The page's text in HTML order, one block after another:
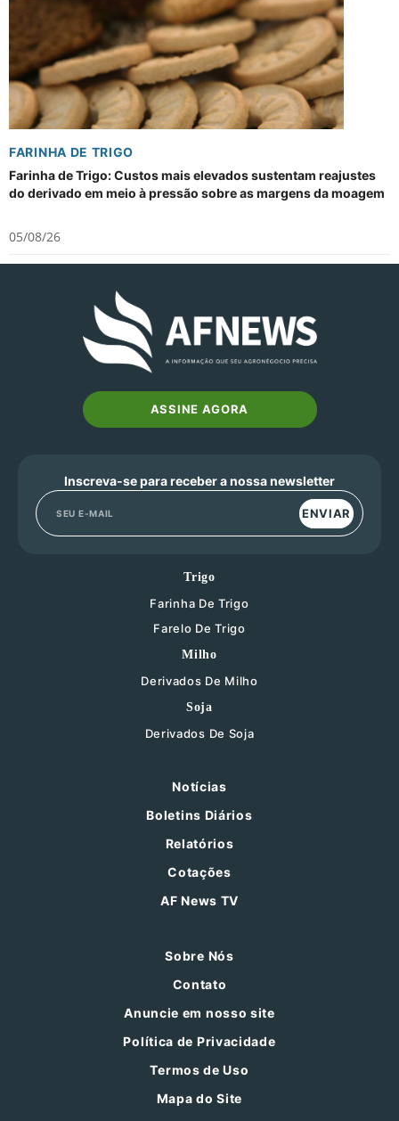
FARINHA DE TRIGO
Farinha de Trigo: Custos mais elevados sustentam reajustes
do derivado em meio à pressão sobre as margens da moagem
05/08/26
ASSINE AGORA
Inscreva-se para receber a nossa newsletter
ENVIAR
Trigo
Farinha De Trigo
Farelo De Trigo
Milho
Derivados De Milho
Soja
Derivados De Soja
Notícias
Boletins Diários
Relatórios
Cotações
AF News TV
Sobre Nós
Contato
Anuncie em nosso site
Política de Privacidade
Termos de Uso
Mapa do Site